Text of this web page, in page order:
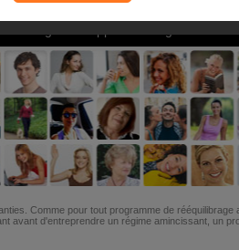
Comme pour tout programme de
d'entreprendre un régime amincissant, un